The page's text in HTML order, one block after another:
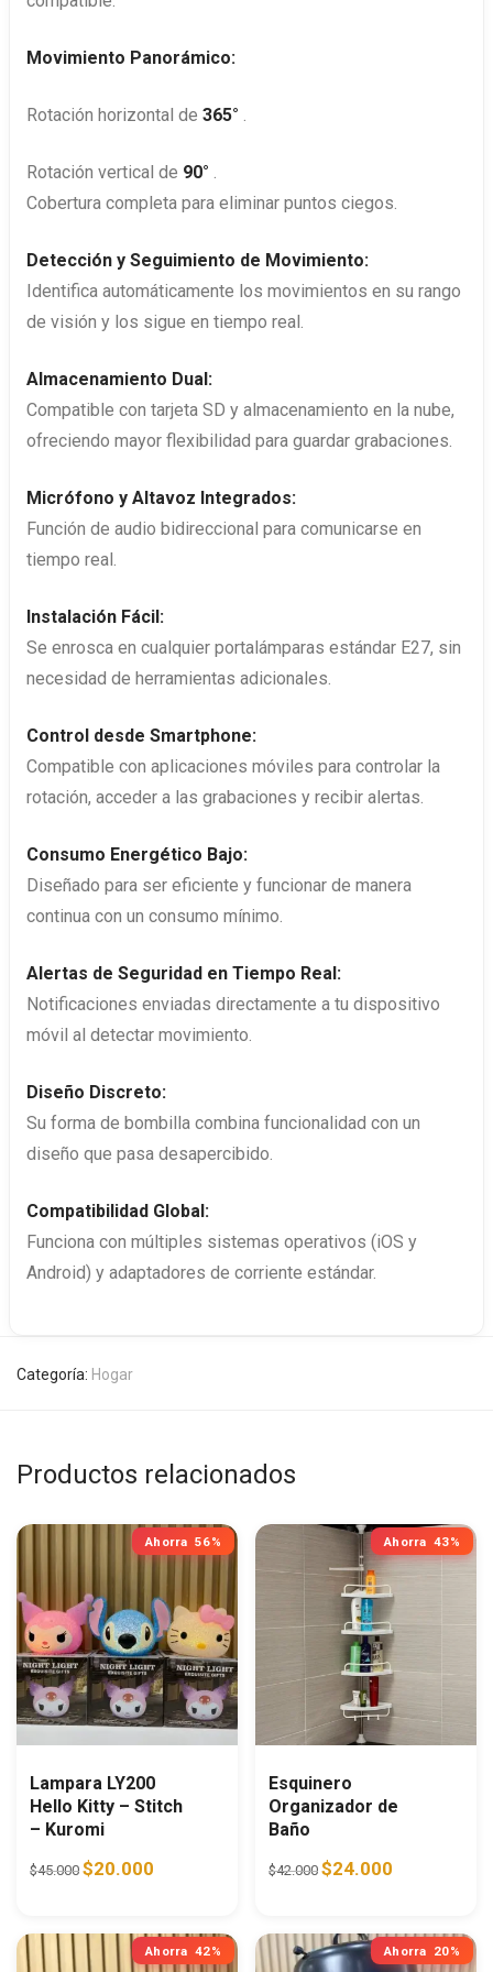
Movimiento Panorámico:
Rotación horizontal de 365° .
Rotación vertical de 90° .
Cobertura completa para eliminar puntos ciegos.
Detección y Seguimiento de Movimiento:
Identifica automáticamente los movimientos en su rango
de visión y los sigue en tiempo real.
Almacenamiento Dual:
Compatible con tarjeta SD y almacenamiento en la nube,
ofreciendo mayor flexibilidad para guardar grabaciones.
Micrófono y Altavoz Integrados:
Función de audio bidireccional para comunicarse en
tiempo real.
Instalación Fácil:
Se enrosca en cualquier portalámparas estándar E27, sin
necesidad de herramientas adicionales.
Control desde Smartphone:
Compatible con aplicaciones móviles para controlar la
rotación, acceder a las grabaciones y recibir alertas.
Consumo Energético Bajo:
Diseñado para ser eficiente y funcionar de manera
continua con un consumo mínimo.
Alertas de Seguridad en Tiempo Real:
Notificaciones enviadas directamente a tu dispositivo
móvil al detectar movimiento.
Diseño Discreto:
Su forma de bombilla combina funcionalidad con un
diseño que pasa desapercibido.
Compatibilidad Global:
Funciona con múltiples sistemas operativos (iOS y
Android) y adaptadores de corriente estándar.
Categoría: Hogar
Productos relacionados
Ahorra 56%
Lampara LY200
Hello Kitty – Stitch
– Kuromi
$45.000 Original price was: $45.000.
$20.000 Current price is: $20.000.
Ahorra 43%
Esquinero
Organizador de
Baño
$42.000 Original price was:
$24.000
Ahorra 42% Ahorra 20%